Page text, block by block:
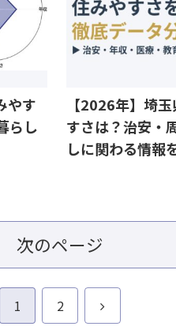
やす
らし
【2026年】埼
すさは？治安・
しに関わる情報
次のページ
1 2
次